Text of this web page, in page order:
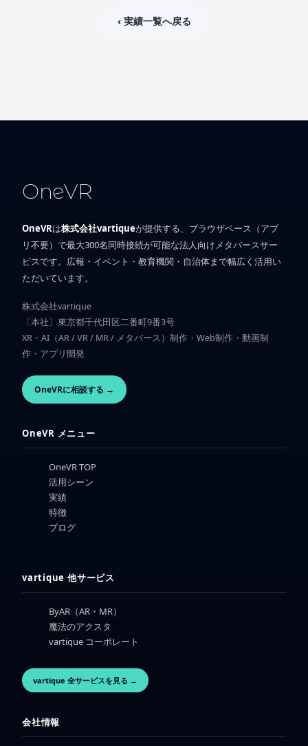
‹ 実績一覧へ戻る
OneVR
OneVRは株式会社vartiqueが提供する、ブラウザベース（アプ
リ不要）で最大300名同時接続が可能な法人向けメタバースサー
ビスです。広報・イベント・教育機関・自治体まで幅広く活用い
ただいています。
株式会社vartique
〔本社〕東京都千代田区二番町9番3号
XR・AI（AR / VR / MR / メタバース）制作・Web制作・動画制
作・アプリ開発
OneVRに相談する →
OneVR メニュー
OneVR TOP
活用シーン
実績
特徴
ブログ
vartique 他サービス
ByAR（AR・MR）
魔法のアクスタ
vartique コーポレート
vartique 全サービスを見る →
会社情報